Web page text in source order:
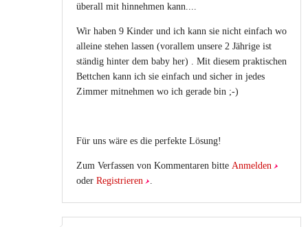
überall mit hinnehmen kann....
Wir haben 9 Kinder und ich kann sie nicht einfach wo
alleine stehen lassen (vorallem unsere 2 Jährige ist
ständig hinter dem baby her) . Mit diesem praktischen
Bettchen kann ich sie einfach und sicher in jedes
Zimmer mitnehmen wo ich gerade bin ;-)
Für uns wäre es die perfekte Lösung!
Zum Verfassen von Kommentaren bitte Anmelden
oder Registrieren